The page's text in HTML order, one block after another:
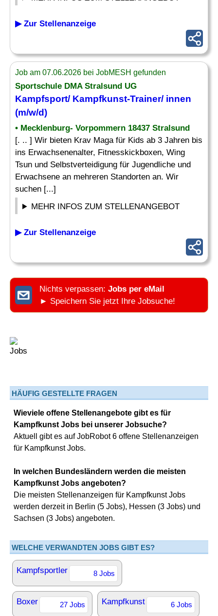
▶ Zur Stellenanzeige
Job am 07.06.2026 bei JobMESH gefunden
Sportschule DMA Stralsund UG
Kampfsport/ Kampfkunst-Trainer/ innen
(m/w/d)
• Mecklenburg- Vorpommern 18437 Stralsund
[. .. ] Wir bieten Krav Maga für Kids ab 3 Jahren bis
ins Erwachsenenalter, Fitnesskickboxen, Wing
Tsun und Selbstverteidigung für Jugendliche und
Erwachsene an mehreren Standorten an. Wir
suchen [...]
MEHR INFOS ZUM STELLENANGEBOT
▶ Zur Stellenanzeige
Nichts verpassen: Jobs per eMail
► Speichern Sie jetzt Ihre Jobsuche!
HÄUFIG GESTELLTE FRAGEN
Wieviele offene Stellenangebote gibt es für
Kampfkunst Jobs bei unserer Jobsuche?
Aktuell gibt es auf JobRobot 6 offene Stellenanzeigen
für Kampfkunst Jobs.
In welchen Bundesländern werden die meisten
Kampfkunst Jobs angeboten?
Die meisten Stellenanzeigen für Kampfkunst Jobs
werden derzeit in Berlin (5 Jobs), Hessen (3 Jobs) und
Sachsen (3 Jobs) angeboten.
WELCHE VERWANDTEN JOBS GIBT ES?
Kampfsportler 8 Jobs
Boxer 27 Jobs Kampfkunst 6 Jobs